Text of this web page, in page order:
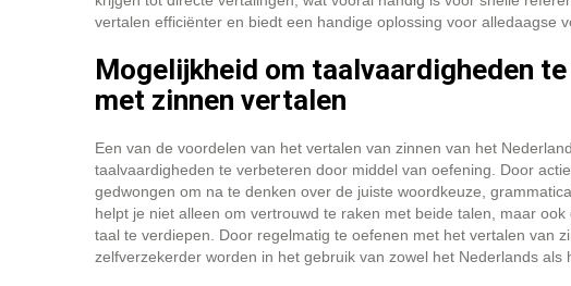
vertalen efficiënter en biedt een handige oplossing voor alledaagse
Mogelijkheid om taalvaardigheden
met zinnen vertalen
Een van de voordelen van het vertalen van zinnen van het
taalvaardigheden te verbeteren door middel van oefening. Door
gedwongen om na te denken over de juiste woordkeuze,
helpt je niet alleen om vertrouwd te raken met beide talen, maar
taal te verdiepen. Door regelmatig te oefenen met het vertalen van
zelfverzekerder worden in het gebruik van zowel het Nederlands als